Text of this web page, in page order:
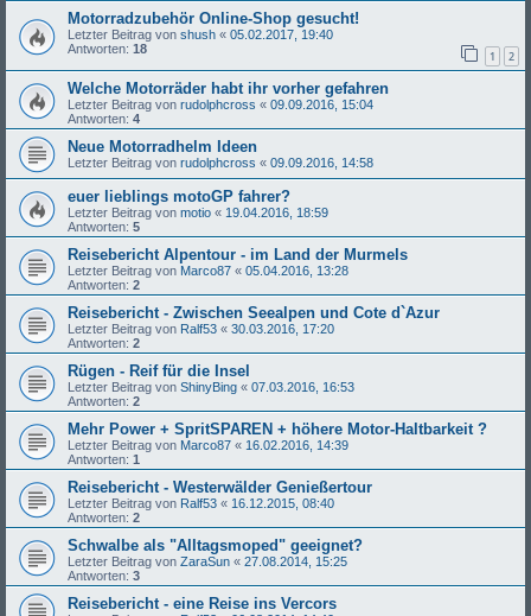
Motorradzubehör Online-Shop gesucht!
Letzter Beitrag von shush « 05.02.2017, 19:40
Antworten: 18 1 2
Welche Motorräder habt ihr vorher gefahren
Letzter Beitrag von rudolphcross « 09.09.2016, 15:04
Antworten: 4
Neue Motorradhelm Ideen
Letzter Beitrag von rudolphcross « 09.09.2016, 14:58
euer lieblings motoGP fahrer?
Letzter Beitrag von motio « 19.04.2016, 18:59
Antworten: 5
Reisebericht Alpentour - im Land der Murmels
Letzter Beitrag von Marco87 « 05.04.2016, 13:28
Antworten: 2
Reisebericht - Zwischen Seealpen und Cote d`Azur
Letzter Beitrag von Ralf53 « 30.03.2016, 17:20
Antworten: 2
Rügen - Reif für die Insel
Letzter Beitrag von ShinyBing « 07.03.2016, 16:53
Antworten: 2
Mehr Power + SpritSPAREN + höhere Motor-Haltbarkeit ?
Letzter Beitrag von Marco87 « 16.02.2016, 14:39
Antworten: 1
Reisebericht - Westerwälder Genießertour
Letzter Beitrag von Ralf53 « 16.12.2015, 08:40
Antworten: 2
Schwalbe als "Alltagsmoped" geeignet?
Letzter Beitrag von ZaraSun « 27.08.2014, 15:25
Antworten: 3
Reisebericht - eine Reise ins Vercors